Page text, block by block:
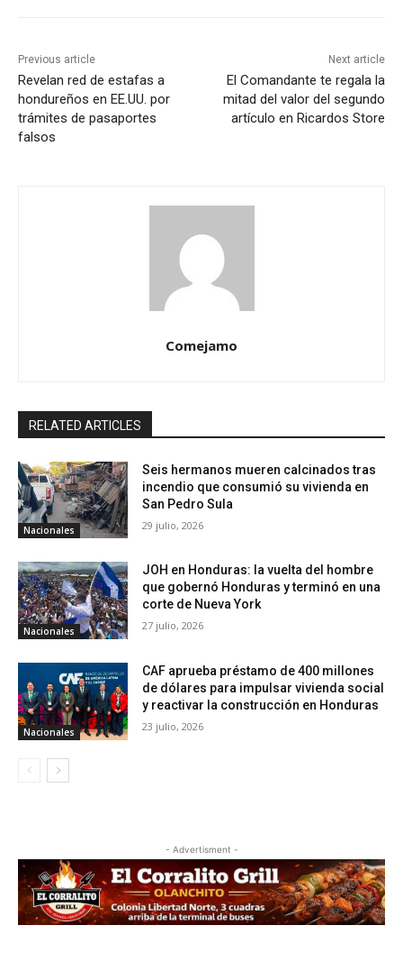
Previous article
Revelan red de estafas a
hondureños en EE.UU. por
trámites de pasaportes
falsos
Next article
El Comandante te regala la
mitad del valor del segundo
artículo en Ricardos Store
Comejamo
RELATED ARTICLES
Nacionales
Seis hermanos mueren calcinados tras
incendio que consumió su vivienda en
San Pedro Sula
29 julio, 2026
Nacionales
JOH en Honduras: la vuelta del hombre
que gobernó Honduras y terminó en una
corte de Nueva York
27 julio, 2026
Nacionales
CAF aprueba préstamo de 400 millones
de dólares para impulsar vivienda social
y reactivar la construcción en Honduras
23 julio, 2026
- Advertisment -